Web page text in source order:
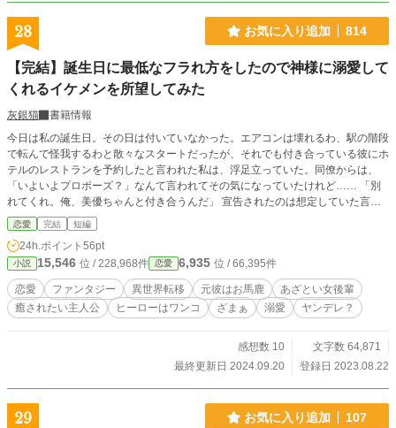
28 お気に入り追加 814
【完結】誕生日に最低なフラれ方をしたので神様に溺愛して
くれるイケメンを所望してみた
灰銀猫
書籍情報
今日は私の誕生日。その日は付いていなかった。エアコンは壊れるわ、駅の階段
で転んで怪我するわと散々なスタートだったが、それでも付き合っている彼にホ
テルのレストランを予約したと言われた私は、浮足立っていた。同僚からは、
「いよいよプロポーズ？」なんて言われてその気になっていたけれど…… 「別
れてくれ。俺、美優ちゃんと付き合うんだ」 宣告されたのは想定していた言葉
とは真逆で、しかも決定事項。 （ああ、神様！ 誕プレに私だけを愛して甘や
かしてくれるスパダリイケメンを下さい！ つーか寄こせ―――！！！） そう
願った次の瞬間、気が付けば暗い森の中にいて…… 暑さ疲れからのおかしなテ
ンションで書いたものなので、設定ゆるゆるでノリと勢いだけです。 苦情は受
け付けませんので、お心の広い方のみお読みください。 タグは話が進むと追加
の可能性あり。 9/5 R18を取り下げました。
恋愛 完結 短編
24h.ポイント 56pt
小説 15,546 位 / 228,968件 恋愛 6,935 位 / 66,395件
恋愛 ファンタジー 異世界転移 元彼はお馬鹿
あざとい女後輩
癒されたい主人公
ヒーローはワンコ ざまぁ 溺愛 ヤンデレ？
感想数 10
文字数 64,871
最終更新日 2024.09.20
登録日 2023.08.22
29 お気に入り追加 107